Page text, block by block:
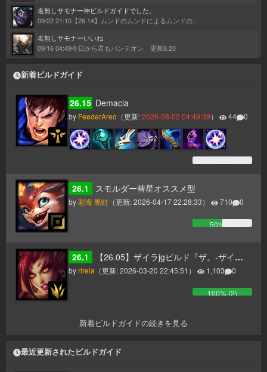
名無しサモナー神ビルドガイドでした。
09/22 21:10 【26.14】ムンドのムンドによるムンドのためのムンドガイド
名無しサモナーいいね
09/16 04:49今日から君もパンテオン 更新8.20
新着ビルドガイド
26.15 Demacia
by FeederAreo （更新:2026-08-02 04:49:39） 44 0
26.1 スモルダー彗星オススメ型
by彩海 黒虹 （更新:2026-04-17 22:28:33） 710 0
50% (
26.1 【26.05】ザイラjgビルド『ザ。-ザイラのホライゾンフォーカスについて-』
byrireia （更新:2026-03-20 22:45:51 ） 1,103 0
100% (2)
新着ビルドガイドの続きを見る
最近更新されたビルドガイド